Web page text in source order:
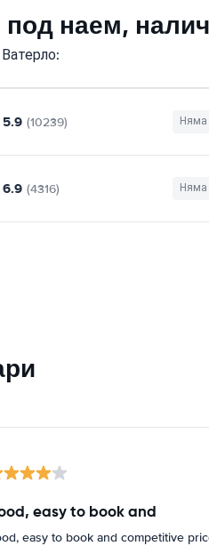
наем,
5.9 (10239) Няма
6.9 (4316) Няма
easy to book and
easy to book and competitive